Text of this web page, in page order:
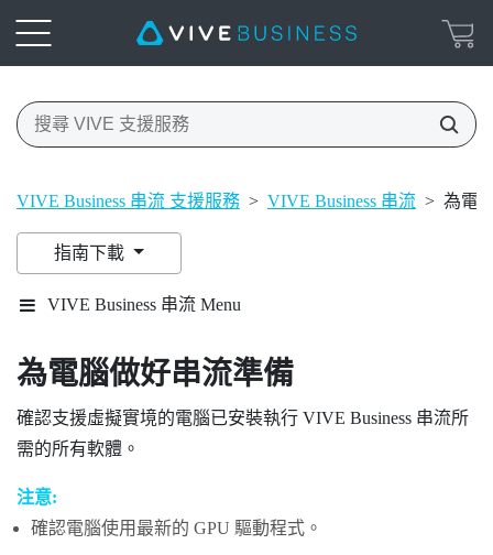
VIVE Business 串流 支援服務 > VIVE Business 串流 > 為電
指南下載
VIVE Business 串流 Menu
為電腦做好串流準備
確認支援虛擬實境的電腦已安裝執行 VIVE Business 串流所
需的所有軟體。
注意:
確認電腦使用最新的 GPU 驅動程式。